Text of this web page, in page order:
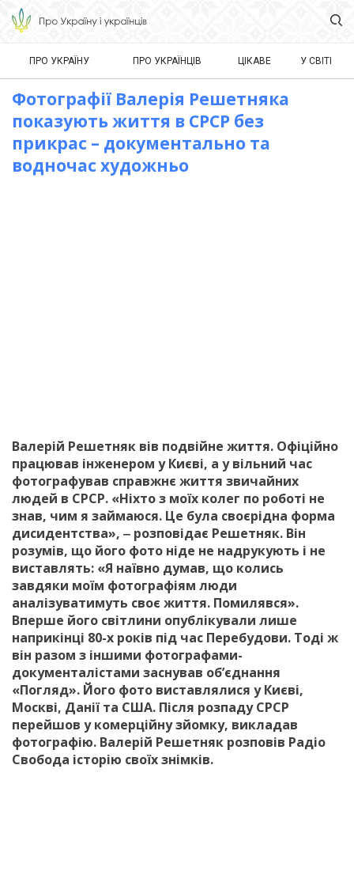
ПРО УКРАЇНУ ПРО УКРАЇНЦІВ ЦІКАВЕ У СВІТІ
Фотографії Валерія Решетняка
показують життя в СРСР без
прикрас – документально та
водночас художньо
Валерій Решетняк вів подвійне життя. Офіційно
працював інженером у Києві, а у вільний час
фотографував справжнє життя звичайних
людей в СРСР. «Ніхто з моїх колег по роботі не
знав, чим я займаюся. Це була своєрідна форма
дисидентства», ‒ розповідає Решетняк. Він
розумів, що його фото ніде не надрукують і не
виставлять: «Я наївно думав, що колись
завдяки моїм фотографіям люди
аналізуватимуть своє життя. Помилявся».
Вперше його світлини опублікували лише
наприкінці 80-х років під час Перебудови. Тоді ж
він разом з іншими фотографами-
документалістами заснував об’єднання
«Погляд». Його фото виставлялися у Києві,
Москві, Данії та США. Після розпаду СРСР
перейшов у комерційну зйомку, викладав
фотографію. Валерій Решетняк розповів Радіо
Свобода історію своїх знімків.